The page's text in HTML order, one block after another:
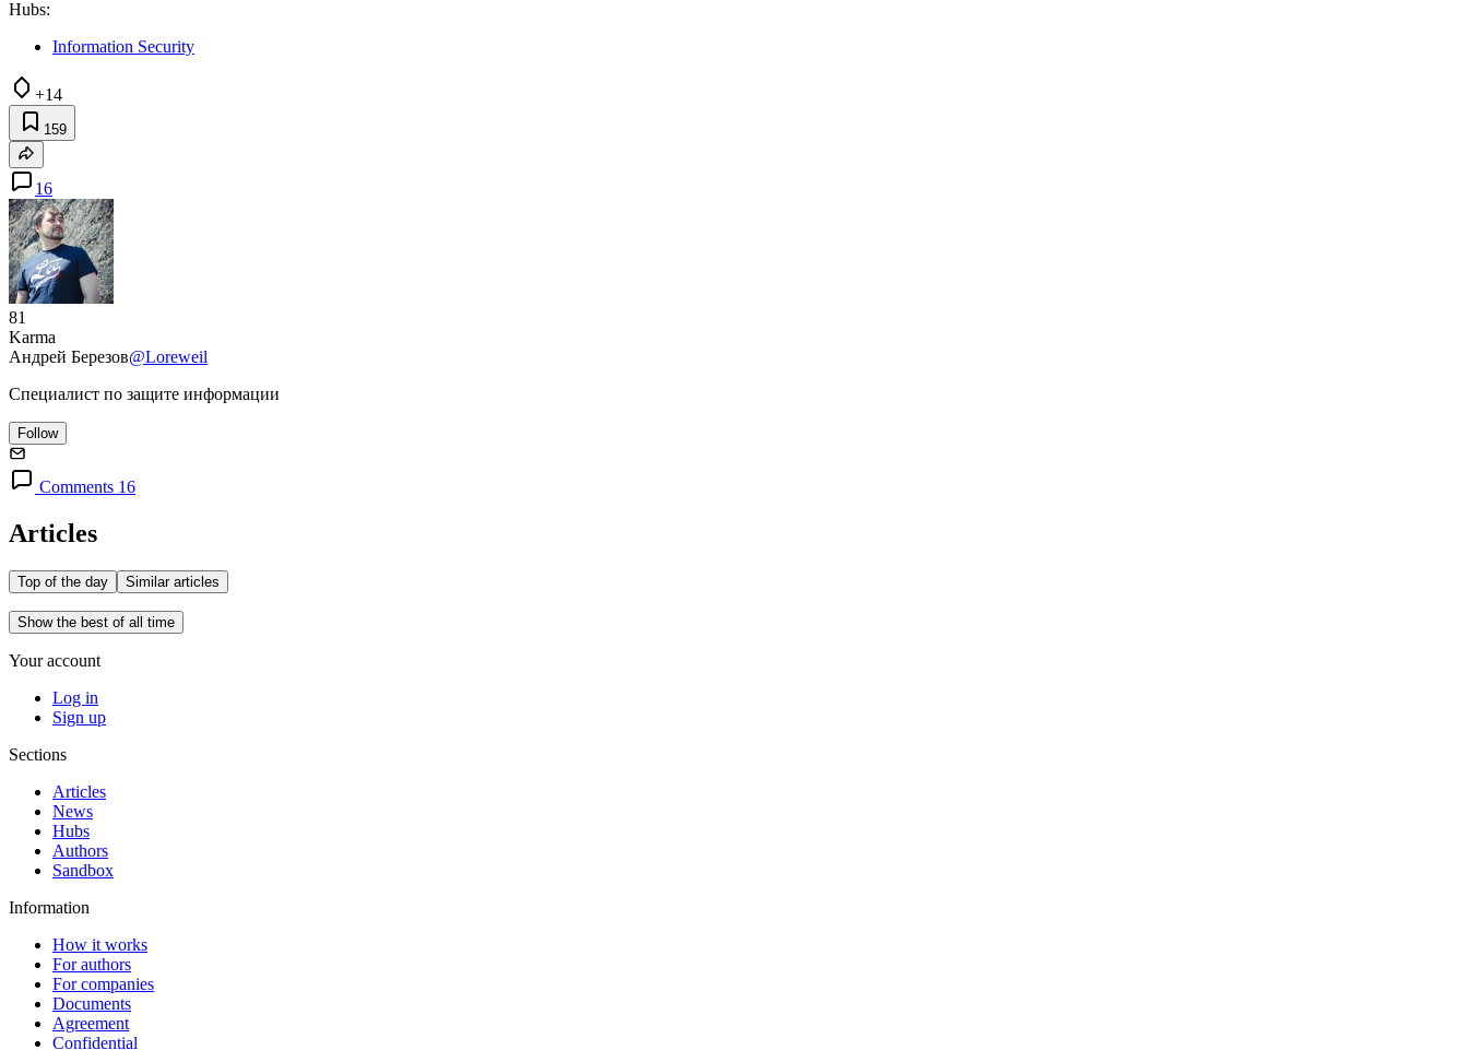
Hubs:
Information Security
+14
159
16
81
Karma
Андрей Березов@Loreweil
Специалист по защите информации
Follow
Comments 16
Articles
Top of the day Similar articles
Show the best of all time
Your account
Log in
Sign up
Sections
Articles
News
Hubs
Authors
Sandbox
Information
How it works
For authors
For companies
Documents
Agreement
Confidential